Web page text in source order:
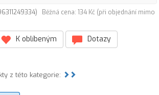
Běžná cena: 134 Kč (při objednání mimo
K oblíbeným
Dotazy
z této kategorie: